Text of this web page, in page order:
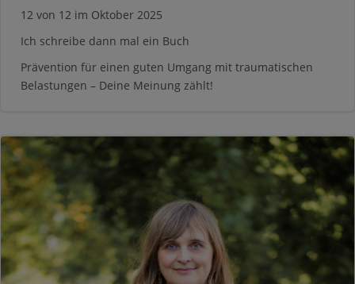
12 von 12 im Oktober 2025
Ich schreibe dann mal ein Buch
Prävention für einen guten Umgang mit traumatischen
Belastungen – Deine Meinung zählt!